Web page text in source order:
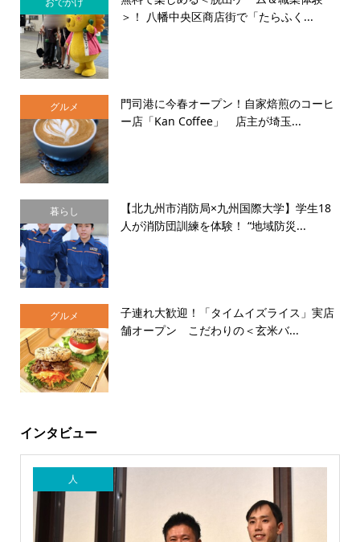
＞！ 八幡中央区商店街で「たらふく...
グルメ
門司港に今春オープン！自家焙煎のコーヒ
ー店「Kan Coffee」 店主が埼玉...
暮らし
【北九州市消防局×九州国際大学】学生18
人が消防団訓練を体験！ “地域防災...
グルメ
子連れ大歓迎！「タイムイズライス」実店
舗オープン こだわりの＜玄米バ...
インタビュー
人